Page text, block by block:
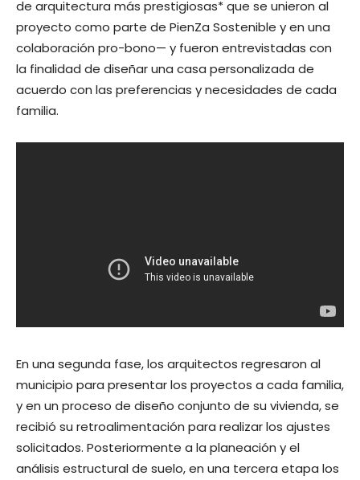
de arquitectura más prestigiosas* que se unieron al
proyecto como parte de PienZa Sostenible y en una
colaboración pro-bono— y fueron entrevistadas con
la finalidad de diseñar una casa personalizada de
acuerdo con las preferencias y necesidades de cada
familia.
En una segunda fase, los arquitectos regresaron al
municipio para presentar los proyectos a cada familia,
y en un proceso de diseño conjunto de su vivienda, se
recibió su retroalimentación para realizar los ajustes
solicitados. Posteriormente a la planeación y el
análisis estructural de suelo, en una tercera etapa los